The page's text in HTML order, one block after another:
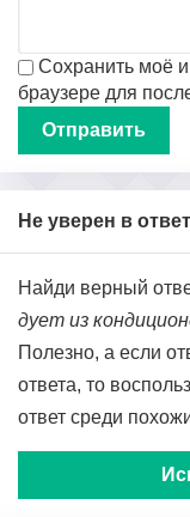
Сохранить моё
браузере для
Не уверен в
Найди верный
дует из
Полезно, а если
ответа, то
ответ среди